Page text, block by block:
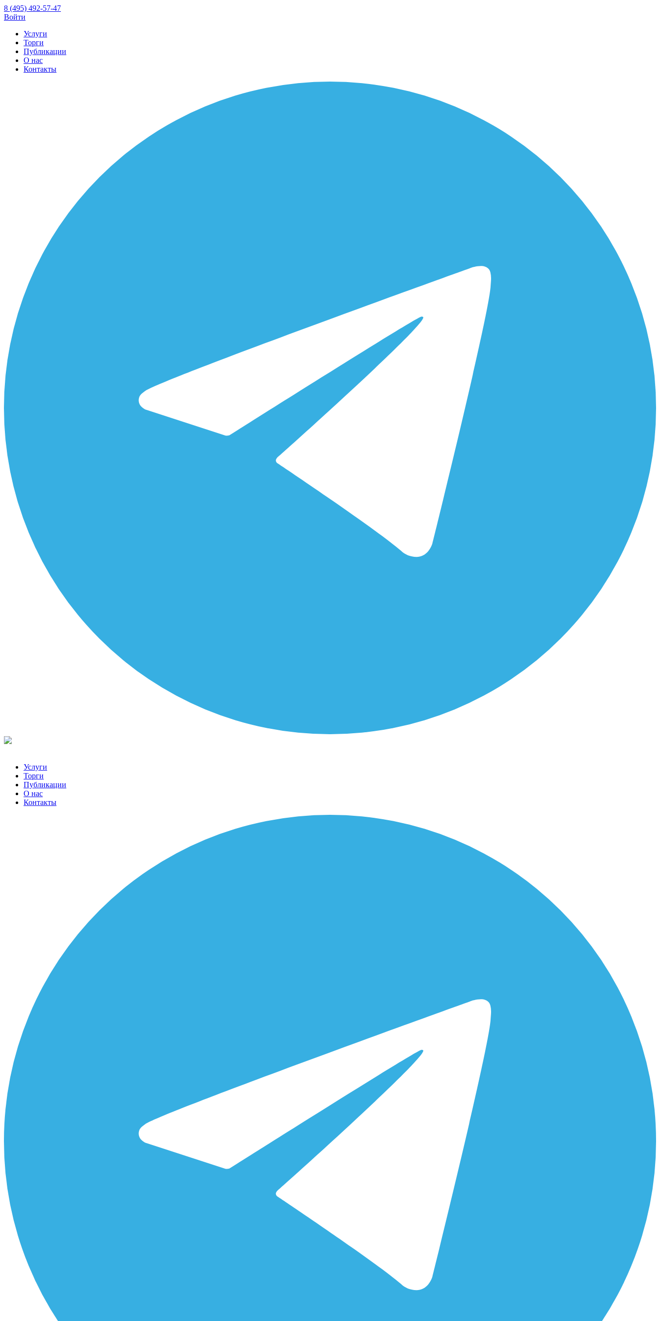
8 (495) 492-57-47
Войти
Услуги
Торги
Публикации
О нас
Контакты
Услуги
Торги
Публикации
О нас
Контакты